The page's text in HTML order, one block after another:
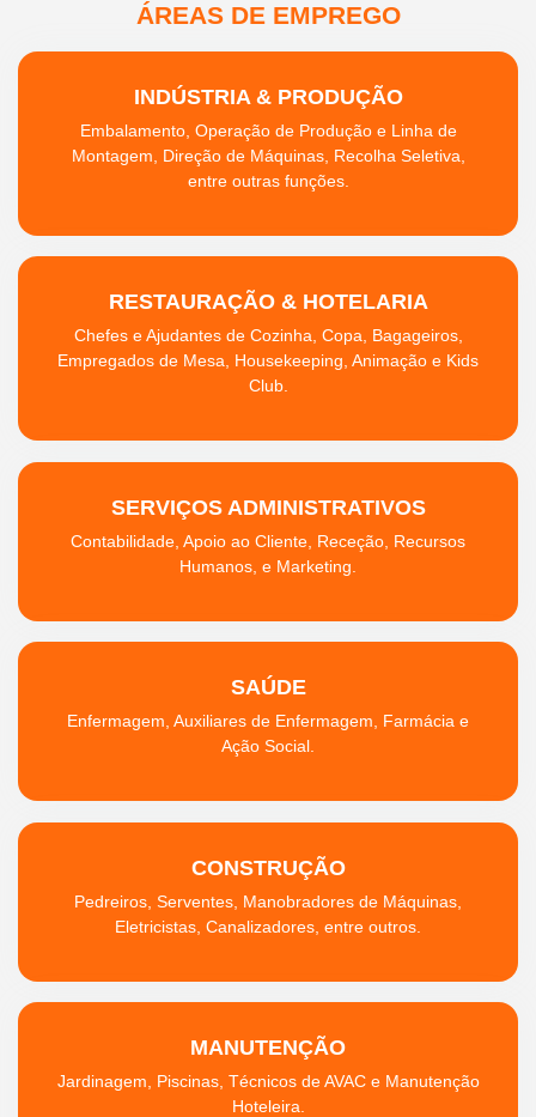
ÁREAS DE EMPREGO
INDÚSTRIA & PRODUÇÃO
Embalamento, Operação de Produção e Linha de
Montagem, Direção de Máquinas, Recolha Seletiva,
entre outras funções.
RESTAURAÇÃO & HOTELARIA
Chefes e Ajudantes de Cozinha, Copa, Bagageiros,
Empregados de Mesa, Housekeeping, Animação e Kids
Club.
SERVIÇOS ADMINISTRATIVOS
Contabilidade, Apoio ao Cliente, Receção, Recursos
Humanos, e Marketing.
SAÚDE
Enfermagem, Auxiliares de Enfermagem, Farmácia e
Ação Social.
CONSTRUÇÃO
Pedreiros, Serventes, Manobradores de Máquinas,
Eletricistas, Canalizadores, entre outros.
MANUTENÇÃO
Jardinagem, Piscinas, Técnicos de AVAC e Manutenção
Hoteleira.